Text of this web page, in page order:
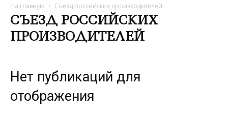
На главную Съезд российских производителей
СЪЕЗД РОССИЙСКИХ
ПРОИЗВОДИТЕЛЕЙ
Нет публикаций для
отображения